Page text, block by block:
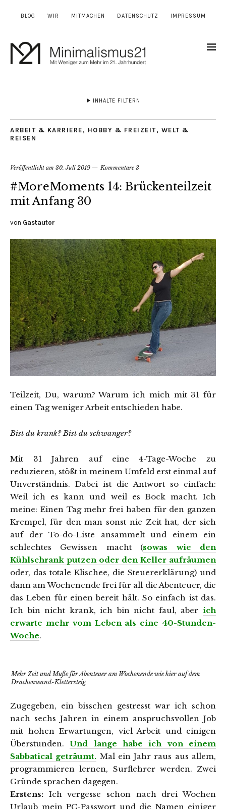
BLOG WIR MITMACHEN DATENSCHUTZ IMPRESSUM
INHALTE FILTERN
ARBEIT & KARRIERE , HOBBY & FREIZEIT, WELT &
REISEN
Veröffentlicht am 30. Juli 2019 Kommentare 3
#MoreMoments 14: Brückenteilzeit
mit Anfang 30
von Gastautor
Teilzeit, Du, warum? Warum ich mich mit 31 für
einen Tag weniger Arbeit entschieden habe.
Bist du krank? Bist du schwanger?
Mit 31 Jahren auf eine 4-Tage-Woche zu
reduzieren, stößt in meinem Umfeld erst einmal auf
Unverständnis. Dabei ist die Antwort so einfach:
Weil ich es kann und weil es Bock macht. Ich
meine: Einen Tag mehr frei haben für den ganzen
Krempel, für den man sonst nie Zeit hat, der sich
auf der To-do-Liste ansammelt und einem ein
schlechtes Gewissen macht (sowas wie den
Kühlschrank putzen oder den Keller aufräumen
oder, das totale Klischee, die Steuererklärung) und
dann am Wochenende frei für all die Abenteuer, die
das Leben für einen bereit hält. So einfach ist das.
Ich bin nicht krank, ich bin nicht faul, aber ich
erwarte mehr vom Leben als eine 40-Stunden-
Woche.
Mehr Zeit und Muße für Abenteuer am Wochenende wie hier auf dem
Drachenwand-Klettersteig
Zugegeben, ein bisschen gestresst war ich schon
nach sechs Jahren in einem anspruchsvollen Job
mit hohen Erwartungen, viel Arbeit und einigen
Überstunden.Und lange habe ich von einem
Sabbatical geträumt. Mal ein Jahr raus aus allem,
programmieren lernen, Surflehrer werden. Zwei
Gründe sprachen dagegen.
Erstens: Ich vergesse schon nach drei Wochen
Urlaub mein PC-Passwort und die Namen einiger